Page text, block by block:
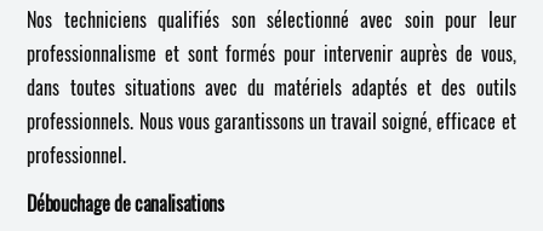
Nos techniciens qualifiés son sélectionné avec soin pour leur
professionnalisme et sont formés pour intervenir auprès de vous,
dans toutes situations avec du matériels adaptés et des outils
professionnels. Nous vous garantissons un travail soigné, efficace et
professionnel.
Débouchage de canalisations